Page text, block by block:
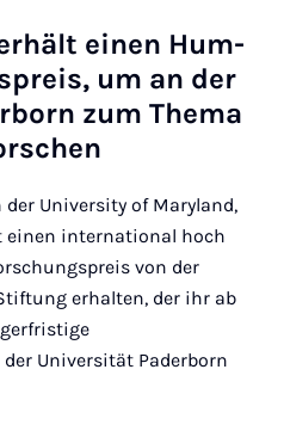
ein­en Hum­
um an der
zum Thema
University of Maryland,
einen international hoch
von der
erhalten, der ihr ab
Universität Paderborn